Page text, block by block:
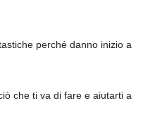
perché danno inizio a
che ti va di fare e aiutarti a